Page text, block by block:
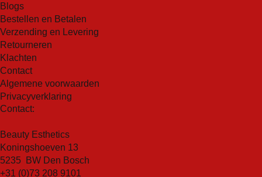
geïrriteerde huid, allergische reacties of andere
irritaties, deze lotion biedt effectieve verlichting.
Lichtgewicht formule:
gemakkelijk door de huid wordt opgenomen. Het laat
geen vettig of plakkerig gevoel achter en kan
dagelijks worden gebruikt als onderdeel van uw
van natuurlijke oorsprong): een combinatie van
natuurlijke ceramiden die speciaal zijn ontwikkeld om
je huid te voeden en te beschermen. Deze krachtige
formule herstelt de natuurlijke barrière van de huid,
hydrateert diep en vermindert zichtbaarheid van fijne
lijntjes en rimpels.
Blogs
Bestellen en Betalen
Verzending en Levering
Retourneren
Klachten
Contact
Algemene voorwaarden
Privacyverklaring
Contact:
Beauty Esthetics
Koningshoeven 13
5235 BW Den Bosch
+31 (0)73 208 9101